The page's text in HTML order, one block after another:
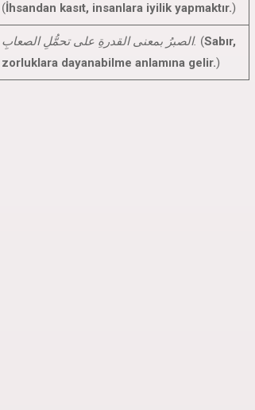
(İhsandan kasıt, insanlara iyilik yapmaktır.)
الصبرُ بمعنى القدرةِ على تحمُّلِ الصعابِ. (Sabır,
zorluklara dayanabilme anlamına gelir.)